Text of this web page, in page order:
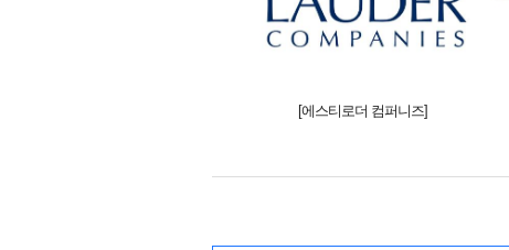
[에스티로더 컴퍼니즈]